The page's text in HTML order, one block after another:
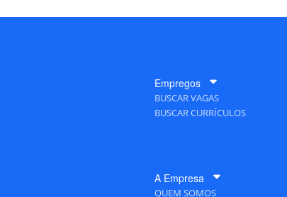
Empregos
BUSCAR VAGAS
BUSCAR CURRÍCULOS
A Empresa
QUEM SOMOS